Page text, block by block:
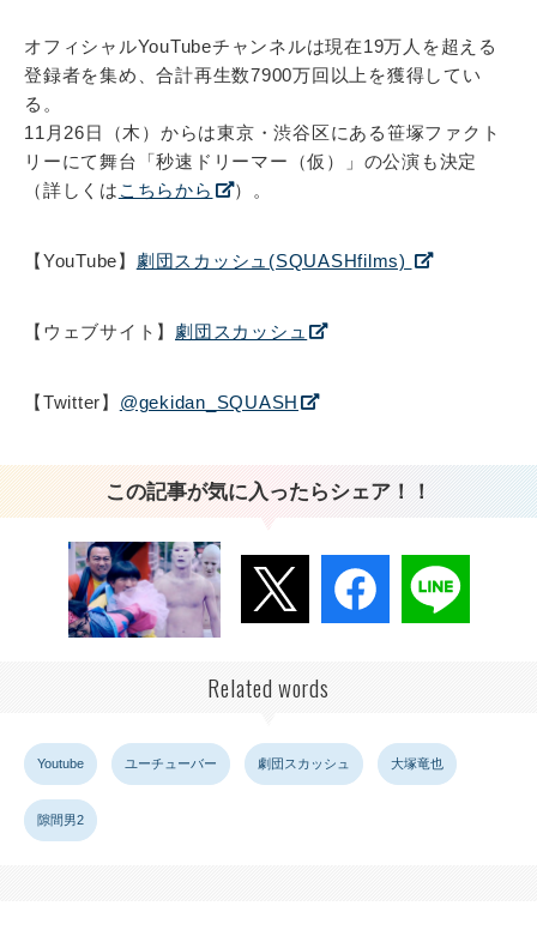
オフィシャルYouTubeチャンネルは現在19万人を超える
登録者を集め、合計再生数7900万回以上を獲得してい
る。
11月26日（木）からは東京・渋谷区にある笹塚ファクト
リーにて舞台「秒速ドリーマー（仮）」の公演も決定
（詳しくは こちらから ）。
【YouTube】 劇団スカッシュ(SQUASHfilms)
【ウェブサイト】 劇団スカッシュ
【Twitter】 @gekidan_SQUASH
この記事が気に入ったらシェア！！
Related words
Youtube ユーチューバー 劇団スカッシュ 大塚竜也
隙間男2